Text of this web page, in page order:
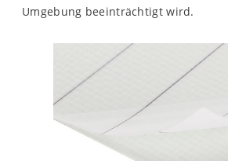
Umgebung beeinträchtigt wird.